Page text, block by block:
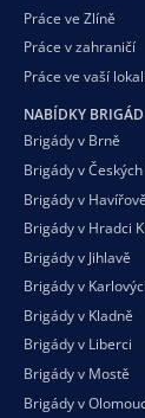
Práce ve Zlíně
Práce v zahraničí
Práce ve vaší
NABÍDKY BRIGÁD
Brigády v Brně
Brigády v
Brigády v Havířově
Brigády v Hradci
Brigády v Jihlavě
Brigády v
Brigády v Kladně
Brigády v Liberci
Brigády v Mostě
Brigády v